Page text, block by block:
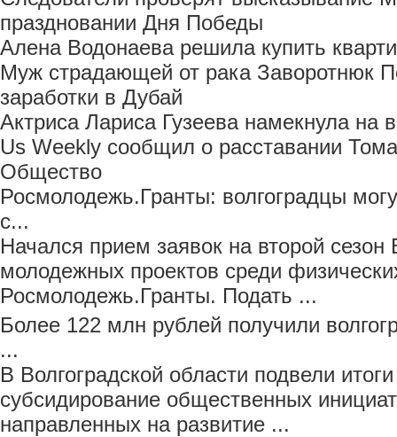
праздновании Дня Победы
Алена Водонаева решила купить
Муж страдающей от рака Заворотнюк
заработки в Дубай
Актриса Лариса Гузеева намекнула на
Us Weekly сообщил о расставании
Общество
Росмолодежь.Гранты: волгоградцы
с...
Начался прием заявок на второй сезон
молодежных проектов среди
Росмолодежь.Гранты. Подать ...
Более 122 млн рублей получили
...
В Волгоградской области подвели
субсидирование общественных
направленных на развитие ...